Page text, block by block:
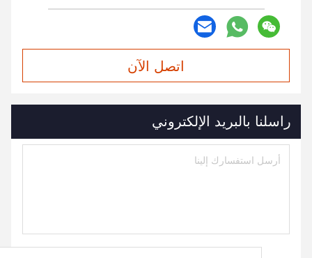
اتصل الآن
راسلنا بالبريد الإلكتروني